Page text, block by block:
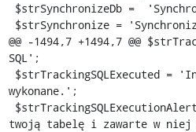
@@ -1494,7 +1494,7 @@
SQL';
wykonane.';
twoją tabelę i zawarte w niej